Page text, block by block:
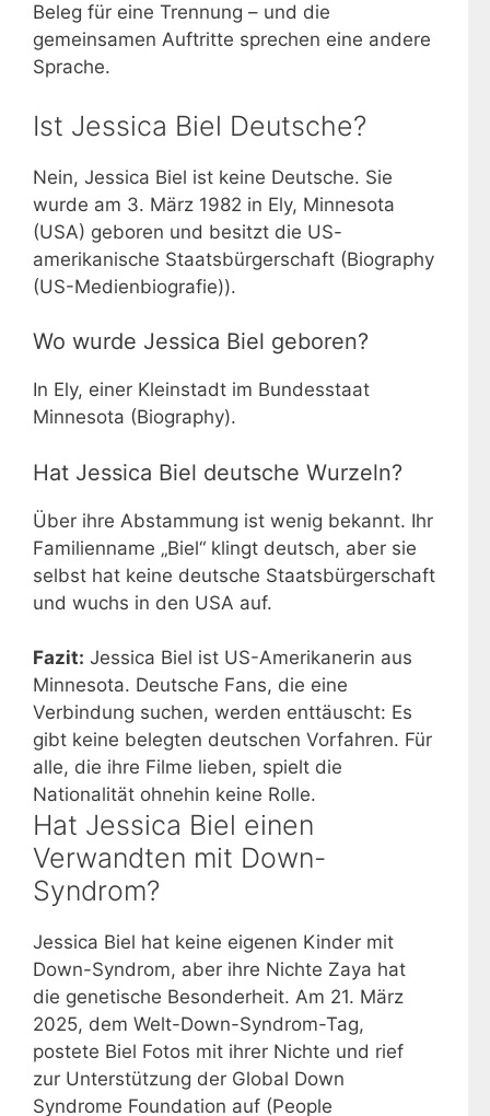
Beleg für eine Trennung – und die
gemeinsamen Auftritte sprechen eine andere
Sprache.
Ist Jessica Biel Deutsche?
Nein, Jessica Biel ist keine Deutsche. Sie
wurde am 3. März 1982 in Ely, Minnesota
(USA) geboren und besitzt die US-
amerikanische Staatsbürgerschaft (Biography
(US-Medienbiografie)).
Wo wurde Jessica Biel geboren?
In Ely, einer Kleinstadt im Bundesstaat
Minnesota (Biography).
Hat Jessica Biel deutsche Wurzeln?
Über ihre Abstammung ist wenig bekannt. Ihr
Familienname „Biel“ klingt deutsch, aber sie
selbst hat keine deutsche Staatsbürgerschaft
und wuchs in den USA auf.
Fazit: Jessica Biel ist US-Amerikanerin aus
Minnesota. Deutsche Fans, die eine
Verbindung suchen, werden enttäuscht: Es
gibt keine belegten deutschen Vorfahren. Für
alle, die ihre Filme lieben, spielt die
Nationalität ohnehin keine Rolle.
Hat Jessica Biel einen
Verwandten mit Down-
Syndrom?
Jessica Biel hat keine eigenen Kinder mit
Down-Syndrom, aber ihre Nichte Zaya hat
die genetische Besonderheit. Am 21. März
2025, dem Welt-Down-Syndrom-Tag,
postete Biel Fotos mit ihrer Nichte und rief
zur Unterstützung der Global Down
Syndrome Foundation auf (People